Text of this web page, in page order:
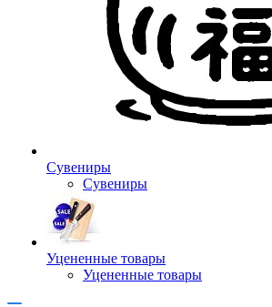
Сувениры
Сувениры
Уцененные товары
Уцененные товары